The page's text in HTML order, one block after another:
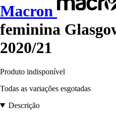
Macron
feminina
2020/21
Produto indisponível
Todas as variações esgotadas
Descrição